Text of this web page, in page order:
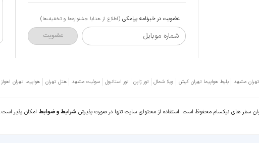
عضویت در خبرنامه پیامکی (اطلاع از هدایا جشنواره‌ها و تخفیف‌ها)
شماره موبایل عضویت
تهران مشهد بلیط هواپیما تهران کیش ویلا شمال تور ژاپن تور استانبول سوئیت مشهد هتل تهران هواپیما تهران اهواز
سفر های نیکسام محفوظ است. استفاده از محتوای سایت تنها در صورت پذیرش شرایط و ضوابط امکان پذیر است.